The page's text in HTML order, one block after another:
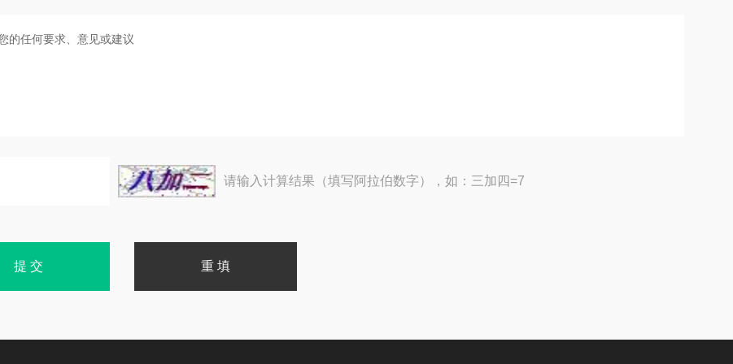
请输入计算结果（填写阿拉伯数字），如：三加四=7